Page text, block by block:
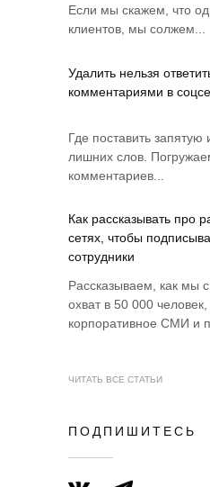
Если мы скажем, что
клиентов, мы солжем...
Удалить нельзя
комментариями в
Где поставить
лишних слов.
комментариев...
Как рассказывать про
сетях, чтобы
сотрудники
Рассказываем, как мы
охват в 50 000
корпоративное СМИ и
ЧИТАТЬ ВСЕ СТАТЬИ
ПОДПИШИТЕСЬ